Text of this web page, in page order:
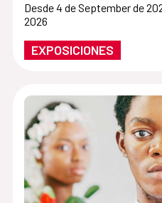
Desde 4 de September de
2026
EXPOSICIONES